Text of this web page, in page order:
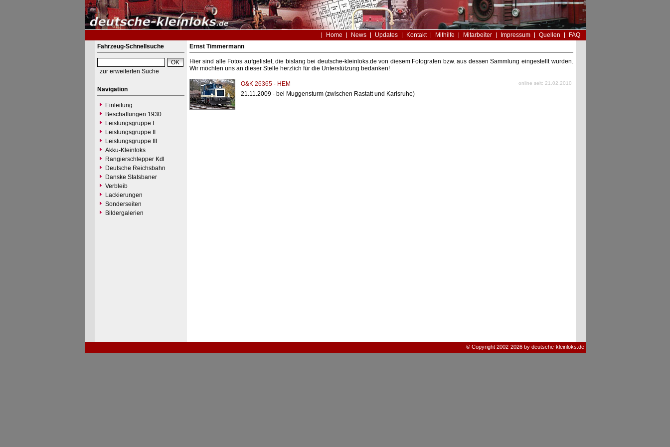
Home News Updates Kontakt Mithilfe Mitarbeiter Impressum Quellen
FAQ
Fahrzeug-Schnellsuche
zur erweiterten Suche
Navigation
Einleitung
Beschaffungen 1930
Leistungsgruppe I
Leistungsgruppe II
Leistungsgruppe III
Akku-Kleinloks
Rangierschlepper Kdl
Deutsche Reichsbahn
Danske Statsbaner
Verbleib
Lackierungen
Sonderseiten
Bildergalerien
Ernst Timmermann
Hier sind alle Fotos aufgelistet, die bislang bei deutsche-kleinloks.de von diesem Fotografen bzw. aus dessen Sammlung eingestellt wurden.
Wir möchten uns an dieser Stelle herzlich für die Unterstützung bedanken!
O&K 26365 - HEM online seit: 21.02.2010
21.11.2009 - bei Muggensturm (zwischen Rastatt und Karlsruhe)
© Copyright 2002-2026 by deutsche-kleinloks.de